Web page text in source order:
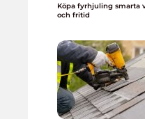
Köpa fyrhjuling smarta val för arbete
och fritid